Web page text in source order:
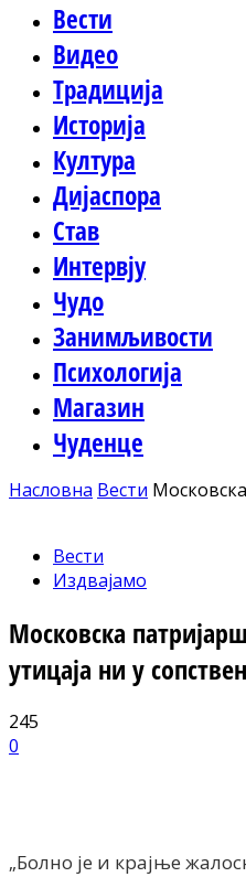
Вести
Видео
Традиција
Историја
Култура
Дијаспора
Став
Интервју
Чудо
Занимљивости
Психологија
Магазин
Чуденце
Насловна Вести
Вести
Издвајамо
Московска
утицаја ни у
245
0
„Болно је и крајње